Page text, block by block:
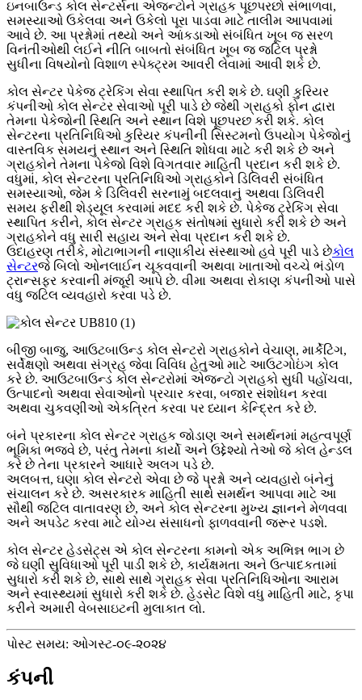
ઇનબાઉન્ડ કોલ સેન્ટર્સના એજન્ટોને ગ્રાહક પૂછપરછો સંભાળવા,
સમસ્યાઓ ઉકેલવા અને ઉકેલો પૂરા પાડવા માટે તાલીમ આપવામાં
આવે છે. આ પ્રશ્નોમાં તથ્યો અને આંકડાઓ સંબંધિત ખૂબ જ સરળ
વિનંતીઓથી લઈને નીતિ બાબતો સંબંધિત ખૂબ જ જટિલ પ્રશ્નો
સુધીના વિષયોનો વિશાળ સ્પેક્ટ્રમ આવરી લેવામાં આવી શકે છે.
કોલ સેન્ટર પેકેજ ટ્રેકિંગ સેવા સ્થાપિત કરી શકે છે. ઘણી કુરિયર
કંપનીઓ કોલ સેન્ટર સેવાઓ પૂરી પાડે છે જેથી ગ્રાહકો ફોન દ્વારા
તેમના પેકેજોની સ્થિતિ અને સ્થાન વિશે પૂછપરછ કરી શકે. કોલ
સેન્ટરના પ્રતિનિધિઓ કુરિયર કંપનીની સિસ્ટમનો ઉપયોગ પેકેજોનું
વાસ્તવિક સમયનું સ્થાન અને સ્થિતિ શોધવા માટે કરી શકે છે અને
ગ્રાહકોને તેમના પેકેજો વિશે વિગતવાર માહિતી પ્રદાન કરી શકે છે.
વધુમાં, કોલ સેન્ટરના પ્રતિનિધિઓ ગ્રાહકોને ડિલિવરી સંબંધિત
સમસ્યાઓ, જેમ કે ડિલિવરી સરનામું બદલવાનું અથવા ડિલિવરી
સમય ફરીથી શેડ્યૂલ કરવામાં મદદ કરી શકે છે. પેકેજ ટ્રેકિંગ સેવા
સ્થાપિત કરીને, કોલ સેન્ટર ગ્રાહક સંતોષમાં સુધારો કરી શકે છે અને
ગ્રાહકોને વધુ સારી સહાય અને સેવા પ્રદાન કરી શકે છે.
ઉદાહરણ તરીકે, મોટાભાગની નાણાકીય સંસ્થાઓ હવે પૂરી પાડે છેકોલ
સેન્ટરજે બિલો ઓનલાઈન ચૂકવવાની અથવા ખાતાઓ વચ્ચે ભંડોળ
ટ્રાન્સફર કરવાની મંજૂરી આપે છે. વીમા અથવા રોકાણ કંપનીઓ પાસે
વધુ જટિલ વ્યવહારો કરવા પડે છે.
બીજી બાજુ, આઉટબાઉન્ડ કોલ સેન્ટરો ગ્રાહકોને વેચાણ, માર્કેટિંગ,
સર્વેક્ષણો અથવા સંગ્રહ જેવા વિવિધ હેતુઓ માટે આઉટગોઇંગ કોલ
કરે છે. આઉટબાઉન્ડ કોલ સેન્ટરોમાં એજન્ટો ગ્રાહકો સુધી પહોંચવા,
ઉત્પાદનો અથવા સેવાઓનો પ્રચાર કરવા, બજાર સંશોધન કરવા
અથવા ચુકવણીઓ એકત્રિત કરવા પર ધ્યાન કેન્દ્રિત કરે છે.
બંને પ્રકારના કોલ સેન્ટર ગ્રાહક જોડાણ અને સમર્થનમાં મહત્વપૂર્ણ
ભૂમિકા ભજવે છે, પરંતુ તેમના કાર્યો અને ઉદ્દેશ્યો તેઓ જે કોલ હેન્ડલ
કરે છે તેના પ્રકારને આધારે અલગ પડે છે.
અલબત્ત, ઘણા કોલ સેન્ટરો એવા છે જે પ્રશ્નો અને વ્યવહારો બંનેનું
સંચાલન કરે છે. અસરકારક માહિતી સાથે સમર્થન આપવા માટે આ
સૌથી જટિલ વાતાવરણ છે, અને કોલ સેન્ટરના મુખ્ય જ્ઞાનને મેળવવા
અને અપડેટ કરવા માટે યોગ્ય સંસાધનો ફાળવવાની જરૂર પડશે.
કોલ સેન્ટર હેડસેટ્સ એ કોલ સેન્ટરના કામનો એક અભિન્ન ભાગ છે
જે ઘણી સુવિધાઓ પૂરી પાડી શકે છે, કાર્યક્ષમતા અને ઉત્પાદકતામાં
સુધારો કરી શકે છે, સાથે સાથે ગ્રાહક સેવા પ્રતિનિધિઓના આરામ
અને સ્વાસ્થ્યમાં સુધારો કરી શકે છે. હેડસેટ વિશે વધુ માહિતી માટે, કૃપા
કરીને અમારી વેબસાઇટની મુલાકાત લો.
પોસ્ટ સમય: ઓગસ્ટ-૦૯-૨૦૨૪
કંપની